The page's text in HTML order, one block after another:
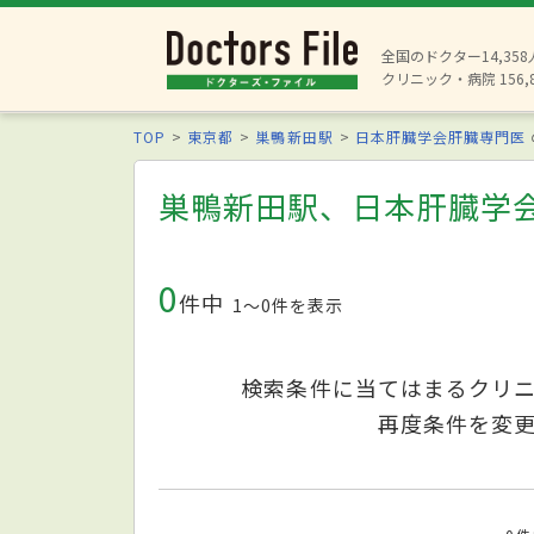
全国のドクター14,358
クリニック・病院
TOP 東京都 巣鴨新田駅 日本肝臓学会肝臓専門医
巣鴨新田駅、日本肝臓学
0件中 1〜0件を表示
検索条件に当てはまるクリ
再度条件を変